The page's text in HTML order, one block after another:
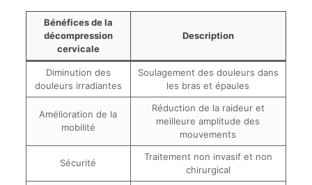
Bénéfices de la
décompression
cervicale
Description
Diminution des
douleurs irradiantes
Soulagement des douleurs dans
les bras et épaules
Amélioration de la
mobilité
Réduction de la raideur et
meilleure amplitude des
mouvements
Sécurité
Traitement non invasif et non
chirurgical